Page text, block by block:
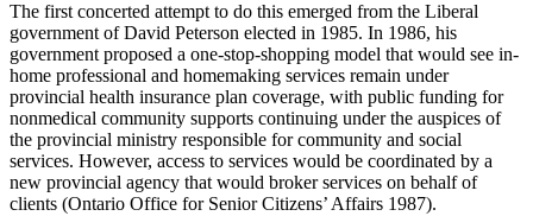
The first concerted attempt to do this emerged from the Liberal
government of David Peterson elected in 1985. In 1986, his
government proposed a one-stop-shopping model that would see in-
home professional and homemaking services remain under
provincial health insurance plan coverage, with public funding for
nonmedical community supports continuing under the auspices of
the provincial ministry responsible for community and social
services. However, access to services would be coordinated by a
new provincial agency that would broker services on behalf of
clients (Ontario Office for Senior Citizens’ Affairs 1987).